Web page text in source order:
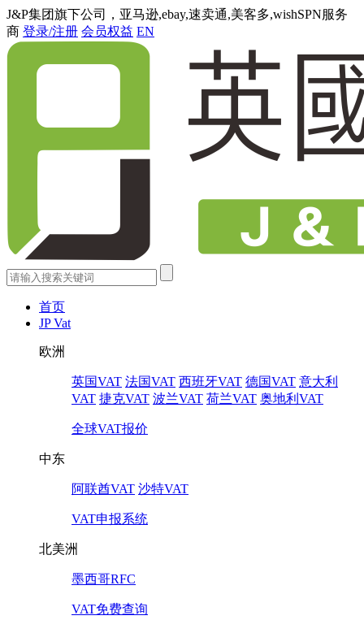
J&P集团旗下公司，亚马逊,ebay,速卖通,美客多,wishSPN服务
商 登录/注册 会员权益 EN
首页
JP Vat
欧洲
英国VAT 法国VAT 西班牙VAT 德国VAT 意大利
VAT 捷克VAT 波兰VAT 荷兰VAT 奥地利VAT
全球VAT报价
中东
阿联酋VAT 沙特VAT
VAT申报系统
北美洲
墨西哥RFC
VAT免费查询